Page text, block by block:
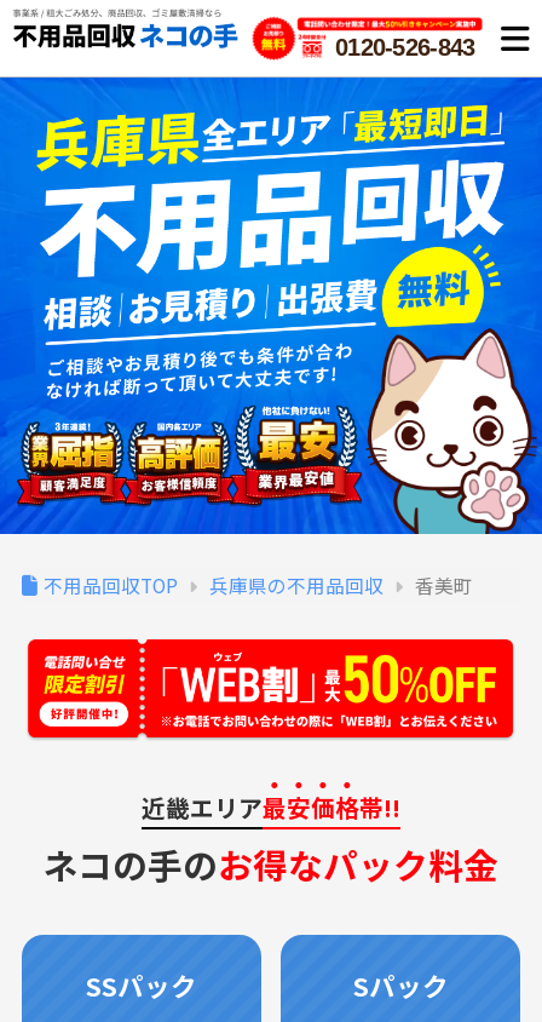
0120-526-843
不用品回収TOP 兵庫県の不用品回収 香美町
近畿エリア最安価格帯!!
ネコの手のお得なパック料金
SSパック Sパック